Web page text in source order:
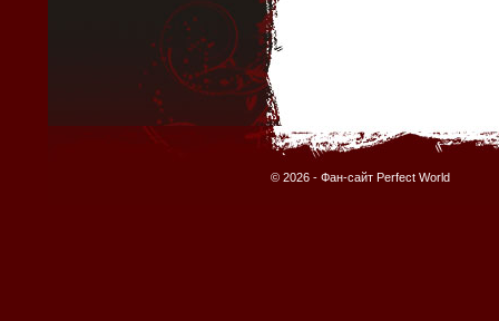
© 2026 - Фан-сайт Perfect World